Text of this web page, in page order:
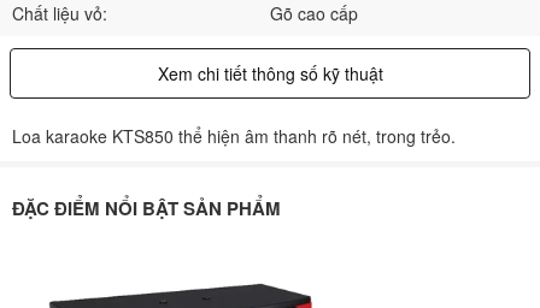
Chất liệu vỏ:
Gõ cao cấp
Xem chi tiết thông số kỹ thuật
Loa karaoke KTS850 thể hiện âm thanh rõ nét, trong trẻo.
ĐẶC ĐIỂM NỔI BẬT SẢN PHẨM